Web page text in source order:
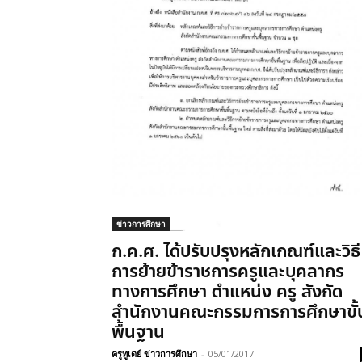
ข่าวการศึกษา
ก.ค.ศ. ได้ปรับปรุงหลักเกณฑ์และวิธี
การย้ายข้าราชการครูและบุคลากร
ทางการศึกษา ตำแหน่ง ครู สังกัด
สำนักงานคณะกรรมการการศึกษา
พื้นฐาน
ครูทูเดย์ ข่าวการศึกษา - 05/01/2017